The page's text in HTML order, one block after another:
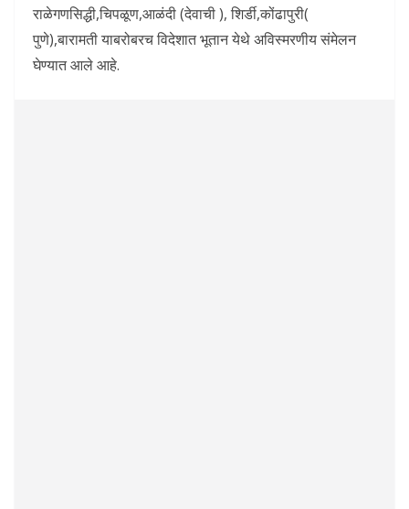
राळेगणसिद्धी,चिपळूण,आळंदी (देवाची ), शिर्डी,कोंढापुरी(
पुणे),बारामती याबरोबरच विदेशात भूतान येथे अविस्मरणीय संमेलन
घेण्यात आले आहे.